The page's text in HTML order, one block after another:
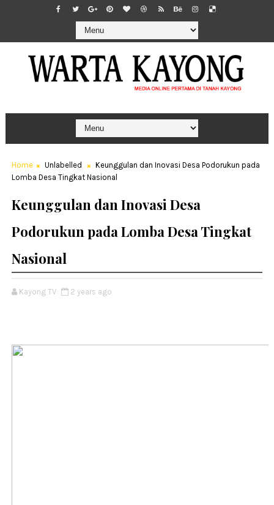
Home Unlabelled
Keunggulan dan Inovasi Desa Podorukun pada
Lomba Desa Tingkat Nasional
Keunggulan dan Inovasi Desa
Podorukun pada Lomba Desa Tingkat
Nasional
Kayong TV 2 years ago